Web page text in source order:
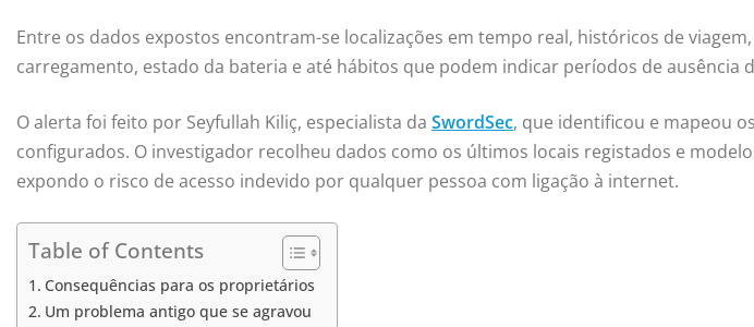
Entre os dados expostos encontram-se localizações em tempo real, históricos de
carregamento, estado da bateria e até hábitos que podem indicar períodos de ausência
O alerta foi feito por Seyfullah Kiliç, especialista da SwordSec, que identificou e mapeou
configurados. O investigador recolheu dados como os últimos locais registados e
expondo o risco de acesso indevido por qualquer pessoa com ligação à internet.
Table of Contents
Consequências para os proprietários
Um problema antigo que se agravou